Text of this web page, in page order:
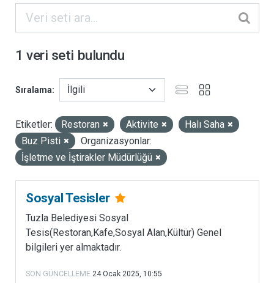
ORGANIZASYONLAR
KATEGORILER
ETIKETLER
LISANSLAR
1 veri seti bulundu
Sıralama
Etiketler: Restoran Aktivite
Halı Saha
Buz Pisti
Organizasyonlar:
İşletme ve İştirakler Müdürlüğü
Sosyal Tesisler
Tuzla Belediyesi Sosyal
Tesis(Restoran,Kafe,Sosyal Alan,Kültür) Genel
bilgileri yer almaktadır.
SON GÜNCELLEME 24 Ocak 2025, 10:55